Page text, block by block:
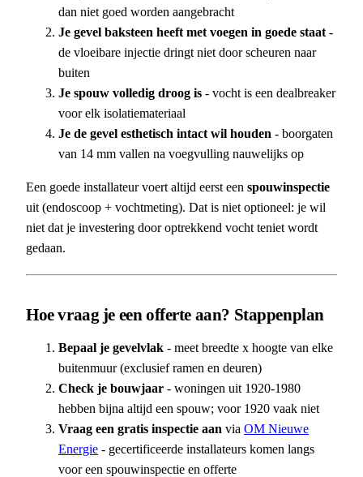
dan niet goed worden aangebracht
Je gevel baksteen heeft met voegen in goede staat -
de vloeibare injectie dringt niet door scheuren naar
buiten
Je spouw volledig droog is - vocht is een dealbreaker
voor elk isolatiemateriaal
Je de gevel esthetisch intact wil houden - boorgaten
van 14 mm vallen na voegvulling nauwelijks op
Een goede installateur voert altijd eerst een spouwinspectie
uit (endoscoop + vochtmeting). Dat is niet optioneel: je wil
niet dat je investering door optrekkend vocht teniet wordt
gedaan.
Hoe vraag je een offerte aan? Stappenplan
Bepaal je gevelvlak - meet breedte x hoogte van elke
buitenmuur (exclusief ramen en deuren)
Check je bouwjaar - woningen uit 1920-1980
hebben bijna altijd een spouw; voor 1920 vaak niet
Vraag een gratis inspectie aan via OM Nieuwe
Energie - gecertificeerde installateurs komen langs
voor een spouwinspectie en offerte